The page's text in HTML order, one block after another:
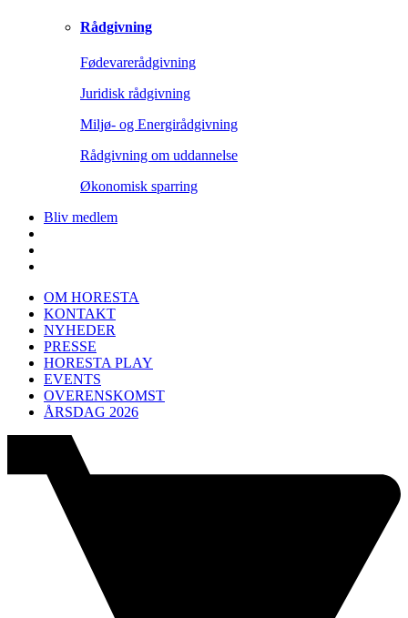
Rådgivning
Fødevarerådgivning
Juridisk rådgivning
Miljø- og Energirådgivning
Rådgivning om uddannelse
Økonomisk sparring
Bliv medlem
OM HORESTA
KONTAKT
NYHEDER
PRESSE
HORESTA PLAY
EVENTS
OVERENSKOMST
ÅRSDAG 2026